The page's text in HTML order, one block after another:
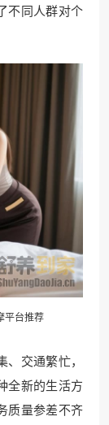
不同人群对个
平台推荐
交通繁忙，
全新的生活方
质量参差不齐